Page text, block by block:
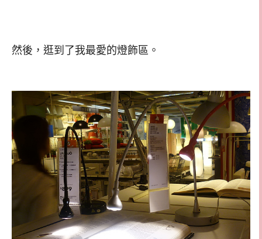
然後，逛到了我最愛的燈飾區。